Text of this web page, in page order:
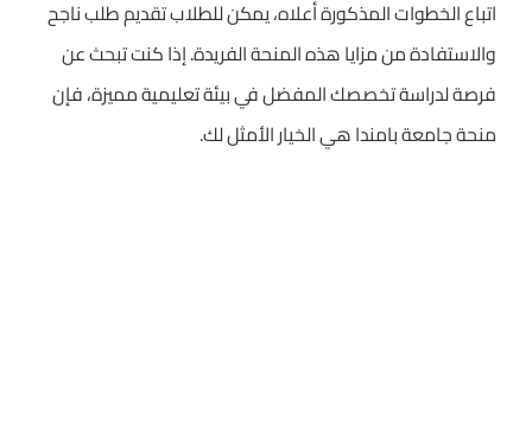
اتباع الخطوات المذكورة أعلاه، يمكن للطلاب تقديم طلب ناجح
والاستفادة من مزايا هذه المنحة الفريدة. إذا كنت تبحث عن
فرصة لدراسة تخصصك المفضل في بيئة تعليمية مميزة، فإن
منحة جامعة بامندا هي الخيار الأمثل لك.